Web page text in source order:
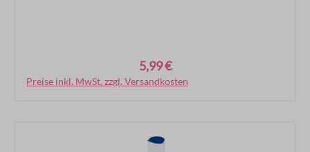
5,99 €
Preise inkl. MwSt. zzgl. Versandkosten
In den Warenkorb